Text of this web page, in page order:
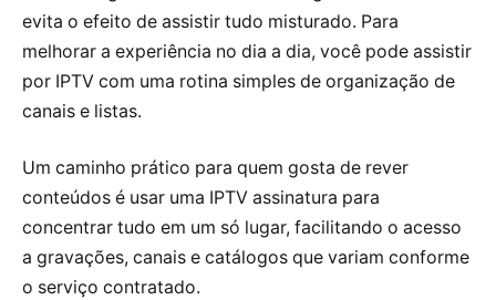
evita o efeito de assistir tudo misturado. Para
melhorar a experiência no dia a dia, você pode assistir
por IPTV com uma rotina simples de organização de
canais e listas.
Um caminho prático para quem gosta de rever
conteúdos é usar uma IPTV assinatura para
concentrar tudo em um só lugar, facilitando o acesso
a gravações, canais e catálogos que variam conforme
o serviço contratado.